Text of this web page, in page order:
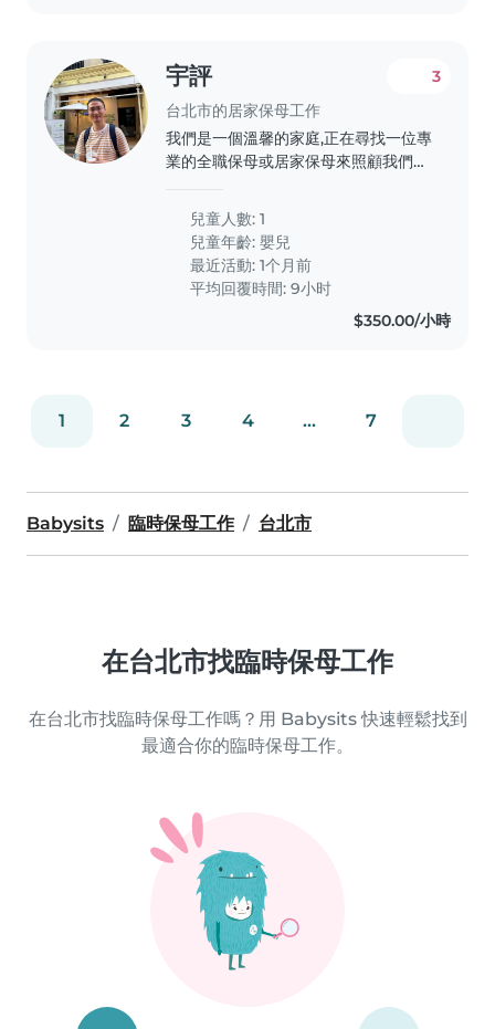
宇評
台北市的居家保母工作
3
我們是一個溫馨的家庭,正在尋找一位專
業的全職保母或居家保母來照顧我們的
好奇心強,需要一位耐心且有愛心的保母
來陪伴他成長。我們希望保母能在家中
照顧寶寶,並與我們保持良好的溝通。如
果您符合條件,歡迎聯繫我們!
兒童人數: 1
兒童年齡:嬰兒
最近活動: 1个月前
平均回覆時間: 9小时
$350.00/小時
1 2 3 4 ... 7
Babysits 臨時保母工作 台北市
在台北市找臨時保母工作
在台北市找臨時保母工作嗎？用 Babysits 快速輕鬆找到
最適合你的臨時保母工作。